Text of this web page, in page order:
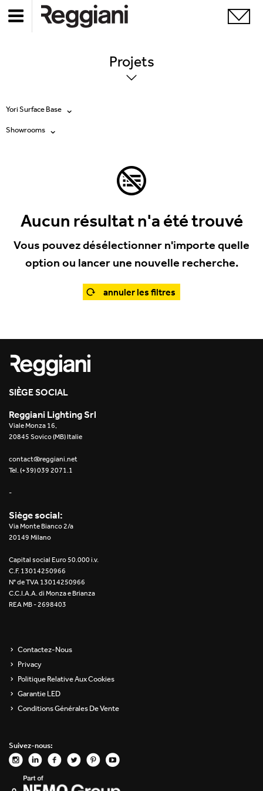
Projets
Yori Surface Base
Tous les produits
Mood Evo
Traceline System
Trybeca Système
Yori Surface Base
Yori Surface/Pendant
Envios IP66
Incline Dark Performance
Mosaico Easy-IOS
Re Low LED
Roll IOS
Unit 1X
Unit Channel
Unit Round
Yori Evo 48V
Yori Evo Box
Showrooms
Office
Retail
Showrooms
Aucun résultat n'a été trouvé
Vous pouvez désélectionner n'importe quelle
option ou lancer une nouvelle recherche.
annuler les filtres
SIÈGE SOCIAL
Reggiani Lighting Srl
Viale Monza 16,
20845 Sovico (MB) Italie
contact@reggiani.net
Tel. (+39) 039 2071.1
-
Siège social:
Via Monte Bianco 2/a
20149 Milano
Capital social Euro 50.000 i.v.
C.F. 13014250966
N° de TVA 13014250966
C.C.I.A.A. di Monza e Brianza
REA MB - 2698403
Contactez-Nous
Privacy
Politique Relative Aux Cookies
Garantie LED
Conditions Générales De Vente
Suivez-nous: